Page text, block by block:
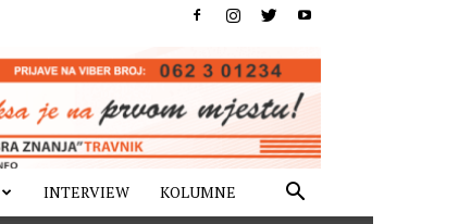
INTERVIEW KOLUMNE